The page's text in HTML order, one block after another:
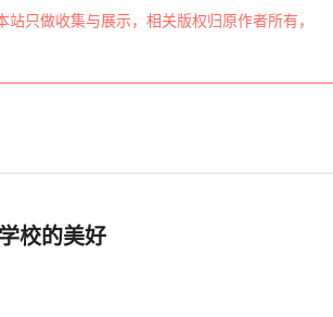
只做收集与展示，相关版权归原作者所有，
校的美好